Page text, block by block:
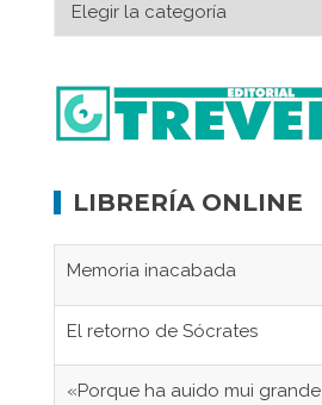
LIBRERÍA ONLINE
Memoria inacabada
El retorno de Sócrates
«Porque ha auido mui grande